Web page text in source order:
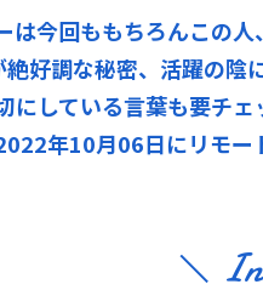
は今回ももちろんこの人
好調な秘密、活躍の陰
にしている言葉も要チェ
年10月06日にリモー